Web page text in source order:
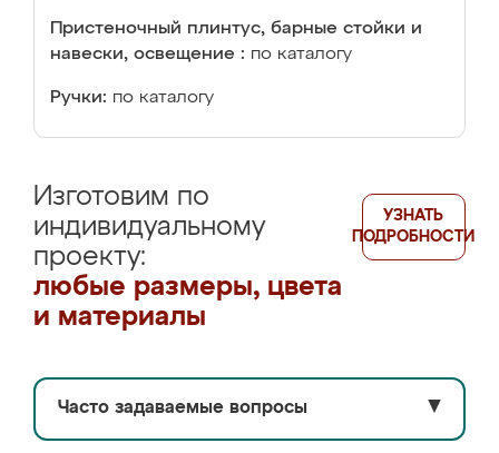
Пристеночный плинтус, барные стойки и
навески, освещение : по каталогу
Ручки: по каталогу
Изготовим по
индивидуальному
проекту:
любые размеры, цвета
и материалы
УЗНАТЬ
ПОДРОБНОСТИ
Часто задаваемые вопросы ▼